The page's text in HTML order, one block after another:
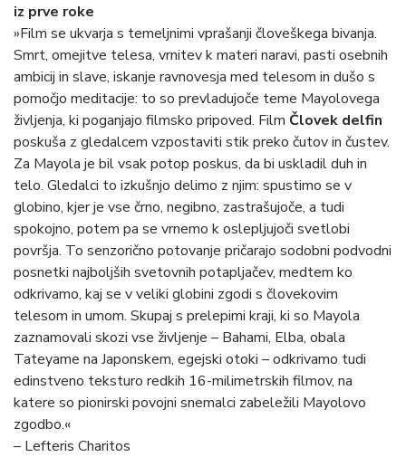
iz prve roke
»Film se ukvarja s temeljnimi vprašanji človeškega bivanja.
Smrt, omejitve telesa, vrnitev k materi naravi, pasti osebnih
ambicij in slave, iskanje ravnovesja med telesom in dušo s
pomočjo meditacije: to so prevladujoče teme Mayolovega
življenja, ki poganjajo filmsko pripoved. Film Človek delfin
poskuša z gledalcem vzpostaviti stik preko čutov in čustev.
Za Mayola je bil vsak potop poskus, da bi uskladil duh in
telo. Gledalci to izkušnjo delimo z njim: spustimo se v
globino, kjer je vse črno, negibno, zastrašujoče, a tudi
spokojno, potem pa se vrnemo k oslepljujoči svetlobi
površja. To senzorično potovanje pričarajo sodobni podvodni
posnetki najboljših svetovnih potapljačev, medtem ko
odkrivamo, kaj se v veliki globini zgodi s človekovim
telesom in umom. Skupaj s prelepimi kraji, ki so Mayola
zaznamovali skozi vse življenje – Bahami, Elba, obala
Tateyame na Japonskem, egejski otoki – odkrivamo tudi
edinstveno teksturo redkih 16-milimetrskih filmov, na
katere so pionirski povojni snemalci zabeležili Mayolovo
zgodbo.«
– Lefteris Charitos